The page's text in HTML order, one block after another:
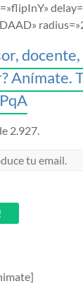
Anímate.
2.927.